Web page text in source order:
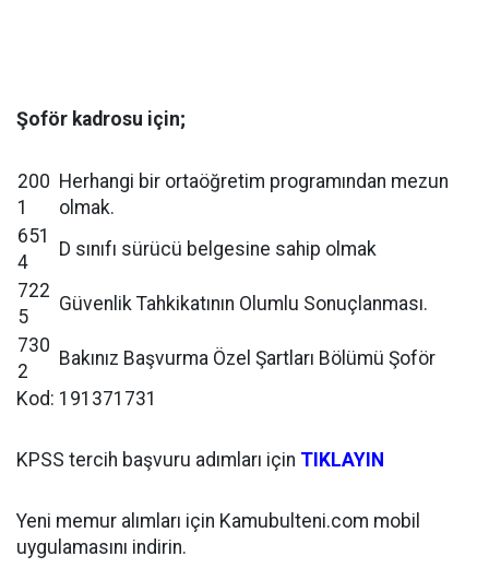
Şoför kadrosu için;
200
1
Herhangi bir ortaöğretim programından mezun
olmak.
651
4
D sınıfı sürücü belgesine sahip olmak
722
5
Güvenlik Tahkikatının Olumlu Sonuçlanması.
730
2
Bakınız Başvurma Özel Şartları Bölümü Şoför
Kod: 191371731
KPSS tercih başvuru adımları için TIKLAYIN
Yeni memur alımları için Kamubulteni.com mobil
uygulamasını indirin.